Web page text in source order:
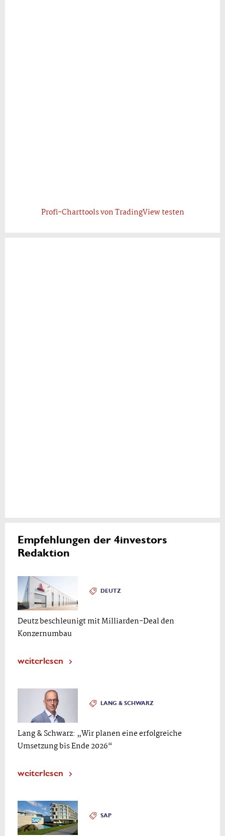
Profi-Charttools von TradingView testen
Empfehlungen der 4investors
Redaktion
DEUTZ
Deutz beschleunigt mit Milliarden-Deal den
Konzernumbau
weiterlesen
LANG & SCHWARZ
Lang & Schwarz: „Wir planen eine erfolgreiche
Umsetzung bis Ende 2026“
weiterlesen
SAP